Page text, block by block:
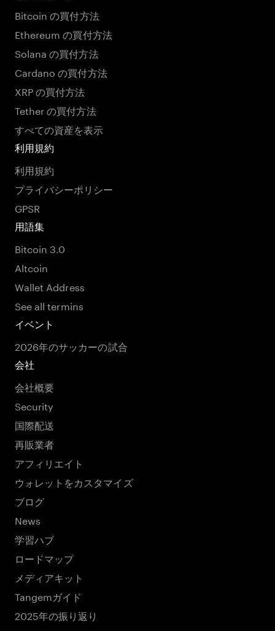
Bitcoin の買付方法
Ethereum の買付方法
Solana の買付方法
Cardano の買付方法
XRP の買付方法
Tether の買付方法
すべての資産を表示
利用規約
利用規約
プライバシーポリシー
GPSR
用語集
Bitcoin 3.0
Altcoin
Wallet Address
See all termins
イベント
2026年のサッカーの試合
会社
会社概要
Security
国際配送
再販業者
アフィリエイト
ウォレットをカスタマイズ
ブログ
News
学習ハブ
ロードマップ
メディアキット
Tangemガイド
2025年の振り返り